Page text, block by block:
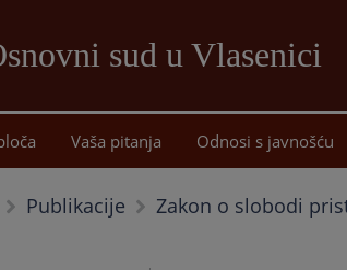
sud u Vlasenici
Vaša pitanja Odnosi s javnošću
Publikacije Zakon o slobodi